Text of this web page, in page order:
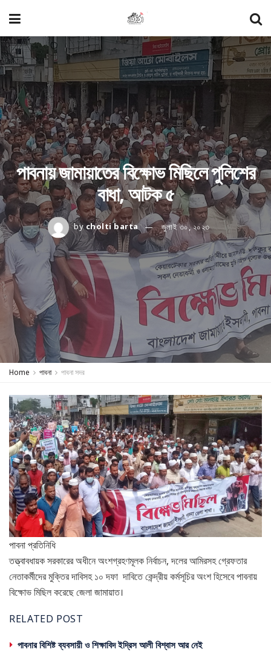
পাবনায় জামায়াতের বিক্ষোভ মিছিলে পুলিশের
বাধা, আটক ৫
by cholti barta জুলাই ৩০, ২০২৩
Home পাবনা পাবনা সদর
পাবনা প্রতিনিধি
তত্ত্বাবধায়ক সরকারের অধীনে অংশগ্রহণমূলক নির্বাচন, দলের আমিরসহ গ্রেফতার
নেতাকর্মীদের মুক্তির দাবিসহ ১০ দফা দাবিতে কেন্দ্রীয় কর্মসূচির অংশ হিসেবে পাবনায়
বিক্ষোভ মিছিল করেছে জেলা জামায়াত।
RELATED POST
পাবনার বিশিষ্ট ব্যবসায়ী ও শিক্ষাবিদ ইদ্রিস আলী বিশ্বাস আর নেই